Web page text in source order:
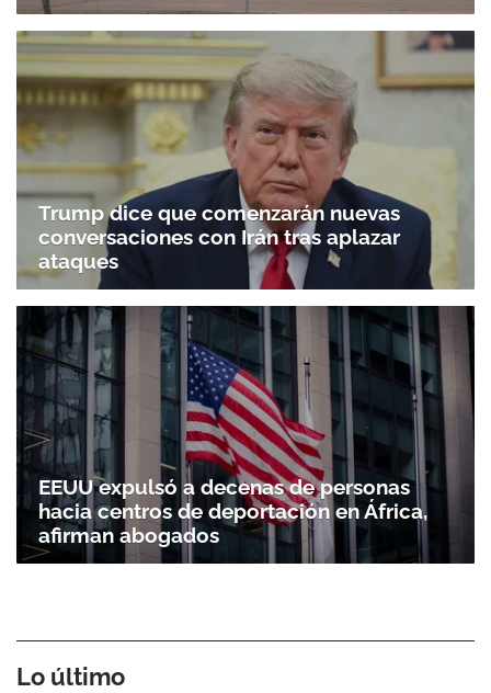
Trump dice que comenzarán nuevas
conversaciones con Irán tras aplazar
ataques
EEUU expulsó a decenas de personas
hacia centros de deportación en África,
afirman abogados
Lo último